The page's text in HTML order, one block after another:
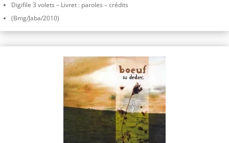
Digifile 3 volets – Livret : paroles – crédits
(Bmg/Jaba/2010)